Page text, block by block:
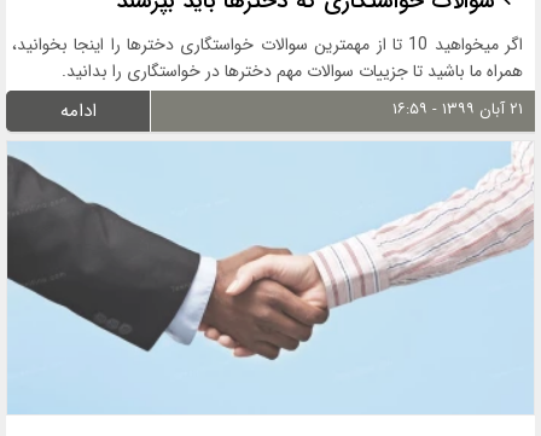
اگر میخواهید 10 تا از مهمترین سوالات خواستگاری دخترها را اینجا بخوانید،
همراه ما باشید تا جزییات سوالات مهم دخترها در خواستگاری را بدانید.
۲۱ آبان ۱۳۹۹ - ۱۶:۵۹ ادامه